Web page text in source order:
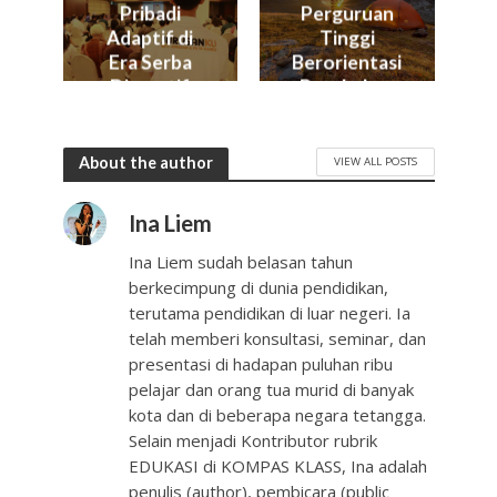
Pribadi
Adaptif di
Era Serba
Disruptif
Perguruan
Tinggi
Berorientasi
Perubahan
About the author VIEW ALL POSTS
Ina Liem
Ina Liem sudah belasan tahun
berkecimpung di dunia pendidikan,
terutama pendidikan di luar negeri. Ia
telah memberi konsultasi, seminar, dan
presentasi di hadapan puluhan ribu
pelajar dan orang tua murid di banyak
kota dan di beberapa negara tetangga.
Selain menjadi Kontributor rubrik
EDUKASI di KOMPAS KLASS, Ina adalah
penulis (author), pembicara (public